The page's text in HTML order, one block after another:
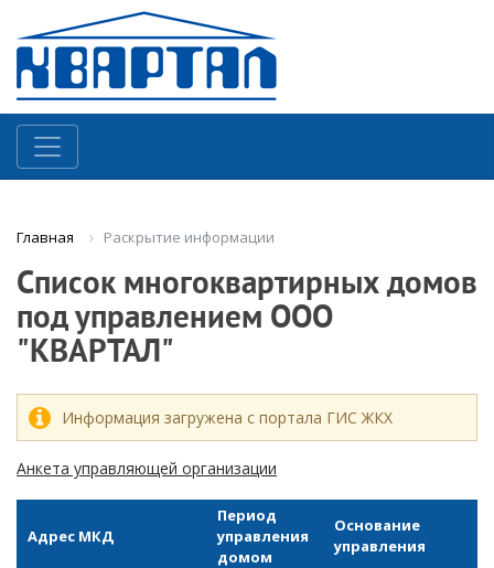
Главная Раскрытие информации
Список многоквартирных домов
под управлением ООО
"КВАРТАЛ"
Информация загружена с портала ГИС ЖКХ
Анкета управляющей организации
Адрес МКД
Период
управления
домом
Основание
управления